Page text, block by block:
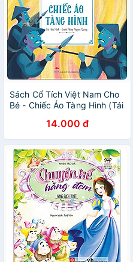
Sách Cổ Tích Việt Nam Cho
Bé - Chiếc Áo Tàng Hình (Tái
14.000 đ